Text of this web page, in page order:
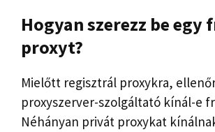
Hogyan szerezz be egy
proxyt?
Mielőtt regisztrál proxykra,
proxyszerver-szolgáltató kínál-e
Néhányan privát proxykat